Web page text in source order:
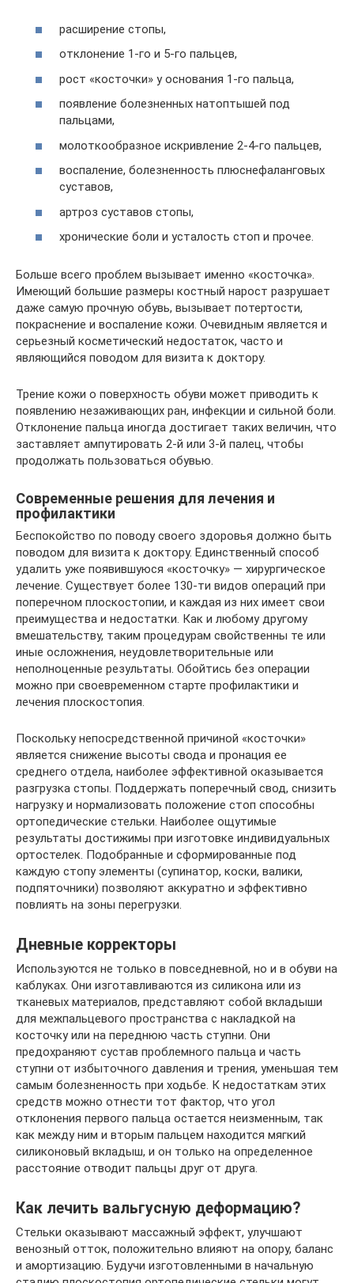
расширение стопы,
отклонение 1-го и 5-го пальцев,
рост «косточки» у основания 1-го пальца,
появление болезненных натоптышей под
пальцами,
молоткообразное искривление 2-4-го пальцев,
воспаление, болезненность плюснефаланговых
суставов,
артроз суставов стопы,
хронические боли и усталость стоп и прочее.
Больше всего проблем вызывает именно «косточка».
Имеющий большие размеры костный нарост разрушает
даже самую прочную обувь, вызывает потертости,
покраснение и воспаление кожи. Очевидным является и
серьезный косметический недостаток, часто и
являющийся поводом для визита к доктору.
Трение кожи о поверхность обуви может приводить к
появлению незаживающих ран, инфекции и сильной боли.
Отклонение пальца иногда достигает таких величин, что
заставляет ампутировать 2-й или 3-й палец, чтобы
продолжать пользоваться обувью.
Современные решения для лечения и
профилактики
Беспокойство по поводу своего здоровья должно быть
поводом для визита к доктору. Единственный способ
удалить уже появившуюся «косточку» — хирургическое
лечение. Существует более 130-ти видов операций при
поперечном плоскостопии, и каждая из них имеет свои
преимущества и недостатки. Как и любому другому
вмешательству, таким процедурам свойственны те или
иные осложнения, неудовлетворительные или
неполноценные результаты. Обойтись без операции
можно при своевременном старте профилактики и
лечения плоскостопия.
Поскольку непосредственной причиной «косточки»
является снижение высоты свода и пронация ее
среднего отдела, наиболее эффективной оказывается
разгрузка стопы. Поддержать поперечный свод, снизить
нагрузку и нормализовать положение стоп способны
ортопедические стельки. Наиболее ощутимые
результаты достижимы при изготовке индивидуальных
ортостелек. Подобранные и сформированные под
каждую стопу элементы (супинатор, коски, валики,
подпяточники) позволяют аккуратно и эффективно
повлиять на зоны перегрузки.
Дневные корректоры
Используются не только в повседневной, но и в обуви на
каблуках. Они изготавливаются из силикона или из
тканевых материалов, представляют собой вкладыши
для межпальцевого пространства с накладкой на
косточку или на переднюю часть ступни. Они
предохраняют сустав проблемного пальца и часть
ступни от избыточного давления и трения, уменьшая тем
самым болезненность при ходьбе. К недостаткам этих
средств можно отнести тот фактор, что угол
отклонения первого пальца остается неизменным, так
как между ним и вторым пальцем находится мягкий
силиконовый вкладыш, и он только на определенное
расстояние отводит пальцы друг от друга.
Как лечить вальгусную деформацию?
Стельки оказывают массажный эффект, улучшают
венозный отток, положительно влияют на опору, баланс
и амортизацию. Будучи изготовленными в начальную